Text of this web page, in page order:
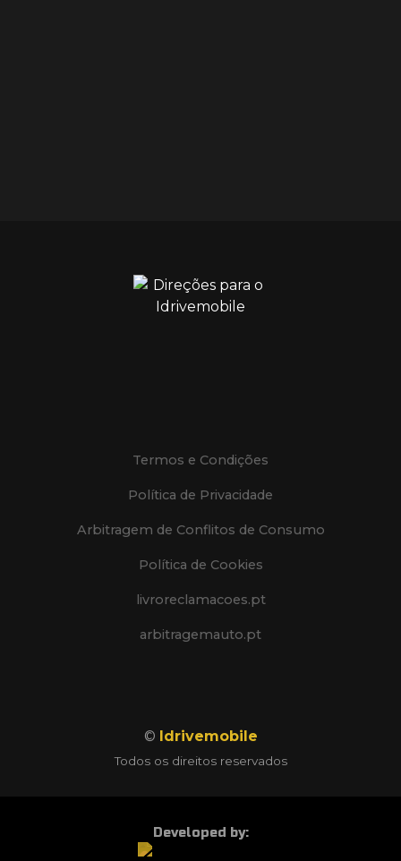
Termos e Condições
Política de Privacidade
Arbitragem de Conflitos de Consumo
Política de Cookies
livroreclamacoes.pt
arbitragemauto.pt
© Idrivemobile
Todos os direitos reservados
Developed by: